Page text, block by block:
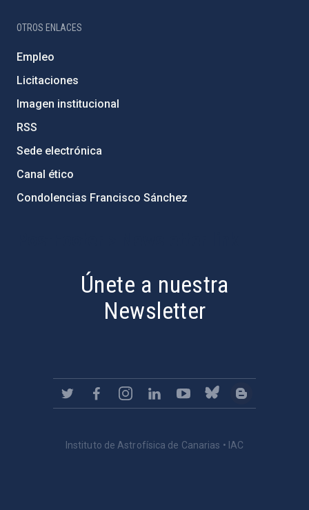
OTROS ENLACES
Empleo
Licitaciones
Imagen institucional
RSS
Sede electrónica
Canal ético
Condolencias Francisco Sánchez
Únete a nuestra
Newsletter
Instituto de Astrofísica de Canarias • IAC